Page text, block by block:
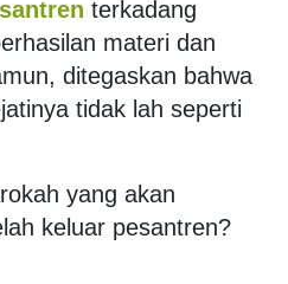
terkadang
materi dan
ditegaskan bahwa
tidak lah seperti
yang akan
keluar pesantren?